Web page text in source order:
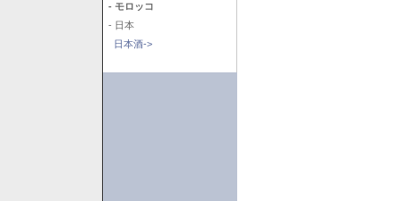
- モロッコ
- 日本
日本酒->